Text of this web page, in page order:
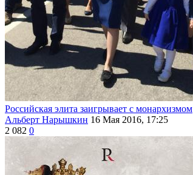
Российская элита заигрывает с монархизмом
Альберт Нарышкин 16 Мая 2016, 17:25
2 082 0